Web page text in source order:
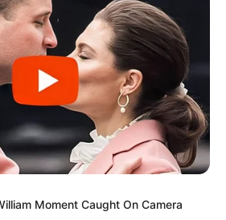
Moment Caught On Camera